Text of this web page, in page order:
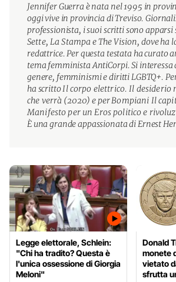
Jennifer Guerra è nata nel 1995 in
oggi vive in provincia di Treviso.
professionista, i suoi scritti sono apparsi
Sette, La Stampa eThe Vision, dove ha
redattrice. Per questa testata ha curato
tema femminista AntiCorpi. Si interessa
genere, femminismi e diritti LGBTQ+.
ha scrittoIl corpo elettrico. Il desiderio
che verrà (2020) e perBompiani Il
Manifesto per un Eros politico e
È una grande appassionata di Ernest
Legge elettorale, Schlein:
"Chi ha tradito? Questa è
l'unica ossessione di Giorgia
Meloni"
Donald
monete
vietato
sfrutta